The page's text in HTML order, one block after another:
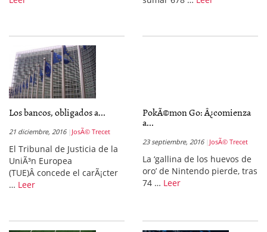
Los bancos, obligados a...
21 diciembre, 2016 JosÃ© Trecet
El Tribunal de Justicia de la
UniÃ³n Europea
(TUE)Â concede el carÃ¡cter
… Leer
PokÃ©mon Go: Â¿comienza
a...
23 septiembre, 2016 JosÃ© Trecet
La ‘gallina de los huevos de
oro’ de Nintendo pierde, tras
74 … Leer